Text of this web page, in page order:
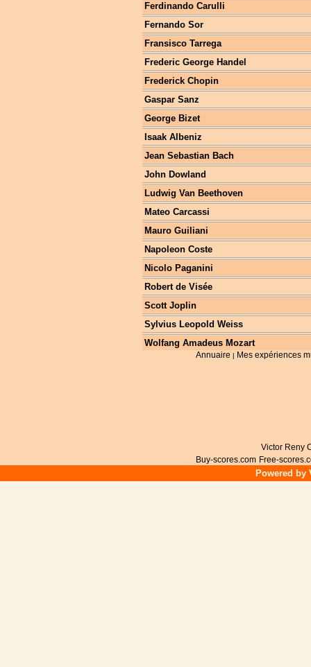
Ferdinando Carulli
Fernando Sor
Fransisco Tarrega
Frederic George Handel
Frederick Chopin
Gaspar Sanz
George Bizet
Isaak Albeniz
Jean Sebastian Bach
John Dowland
Ludwig Van Beethoven
Mateo Carcassi
Mauro Guiliani
Napoleon Coste
Nicolo Paganini
Robert de Visée
Scott Joplin
Sylvius Leopold Weiss
Wolfang Amadeus Mozart
Annuaire | Mes expériences
Victor Reny
Buy-scores.com Free-
Powered by